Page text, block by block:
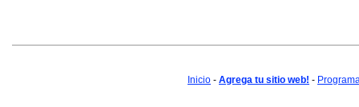
Inicio - Agrega tu sitio web! -